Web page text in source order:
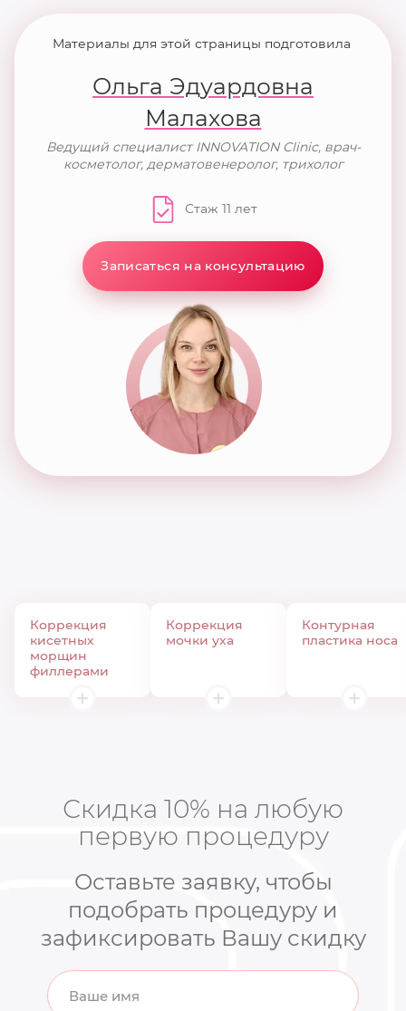
Материалы для этой страницы подготовила
Ольга Эдуардовна
Малахова
Ведущий специалист INNOVATION Clinic, врач-
косметолог, дерматовенеролог, трихолог
Стаж 11 лет
Записаться на консультацию
Коррекция
кисетных
морщин
филлерами
Коррекция
мочки уха
Контурная
пластика носа
Скидка 10% на любую
первую процедуру
Оставьте заявку, чтобы
подобрать процедуру и
зафиксировать Вашу скидку
Ваше имя